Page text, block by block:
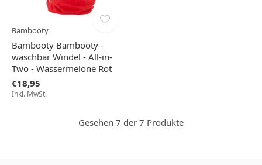
Bambooty
Bambooty Bambooty -
waschbar Windel - All-in-
Two - Wassermelone Rot
€18,95
Inkl. MwSt.
Gesehen 7 der 7 Produkte